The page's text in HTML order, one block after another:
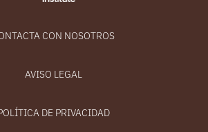
CON NOSOTROS
AVISO LEGAL
DE PRIVACIDAD